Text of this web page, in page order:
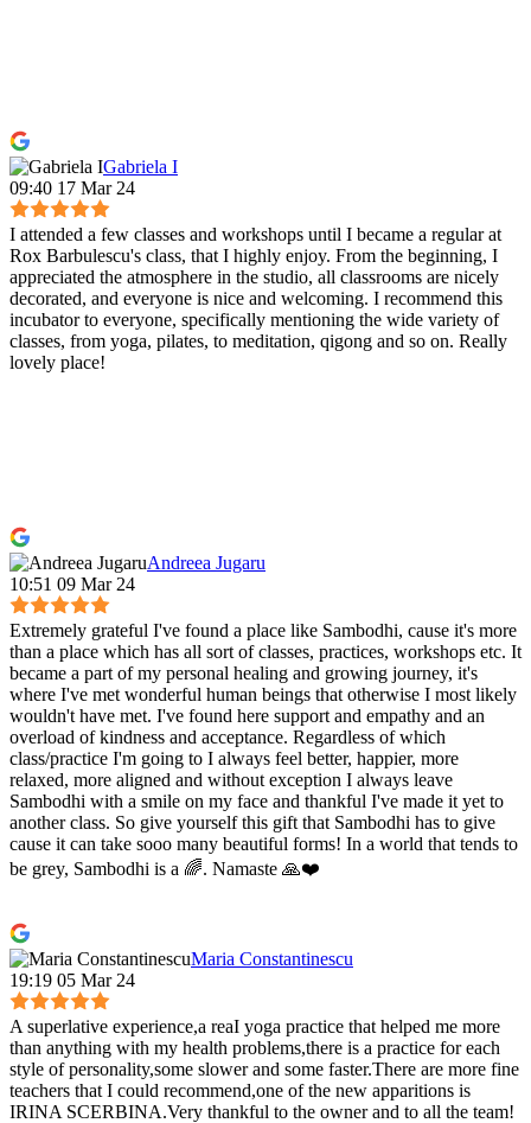
Gabriela I
09:40 17 Mar 24
I attended a few classes and workshops until I became a regular at
Rox Barbulescu's class, that I highly enjoy. From the beginning, I
appreciated the atmosphere in the studio, all classrooms are nicely
decorated, and everyone is nice and welcoming. I recommend this
incubator to everyone, specifically mentioning the wide variety of
classes, from yoga, pilates, to meditation, qigong and so on. Really
lovely place!
Andreea Jugaru
10:51 09 Mar 24
Extremely grateful I've found a place like Sambodhi, cause it's more
than a place which has all sort of classes, practices, workshops etc. It
became a part of my personal healing and growing journey, it's
where I've met wonderful human beings that otherwise I most likely
wouldn't have met. I've found here support and empathy and an
overload of kindness and acceptance. Regardless of which
class/practice I'm going to I always feel better, happier, more
relaxed, more aligned and without exception I always leave
Sambodhi with a smile on my face and thankful I've made it yet to
another class. So give yourself this gift that Sambodhi has to give
cause it can take sooo many beautiful forms! In a world that tends to
be grey, Sambodhi is a 🌈. Namaste 🙏❤️
Maria Constantinescu
19:19 05 Mar 24
A superlative experience,a reaI yoga practice that helped me more
than anything with my health problems,there is a practice for each
style of personality,some slower and some faster.There are more fine
teachers that I could recommend,one of the new apparitions is
IRINA SCERBINA.Very thankful to the owner and to all the team!